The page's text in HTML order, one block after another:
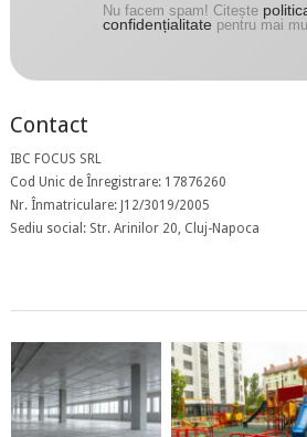
Nu facem spam! Citește
confidențialitate pentru mai
Contact
IBC FOCUS SRL
Cod Unic de Înregistrare: 17876260
Nr. Înmatriculare: J12/3019/2005
Sediu social: Str. Arinilor 20, Cluj-Napoca